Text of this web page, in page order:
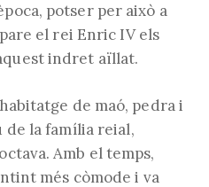
potser per això a
el rei Enric IV els
indret aïllat.
de maó, pedra i
la família reial,
Amb el temps,
més còmode i va